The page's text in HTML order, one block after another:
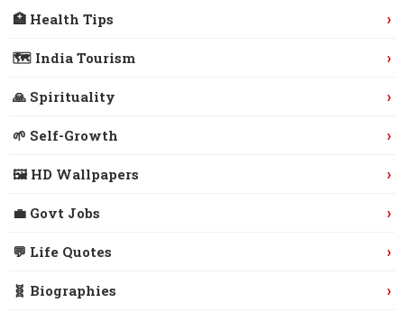
🏥 Health Tips ›
🗺️ India Tourism ›
🙏 Spirituality ›
🌱 Self-Growth ›
🖼️ HD Wallpapers ›
💼 Govt Jobs ›
💬 Life Quotes ›
🧬 Biographies ›